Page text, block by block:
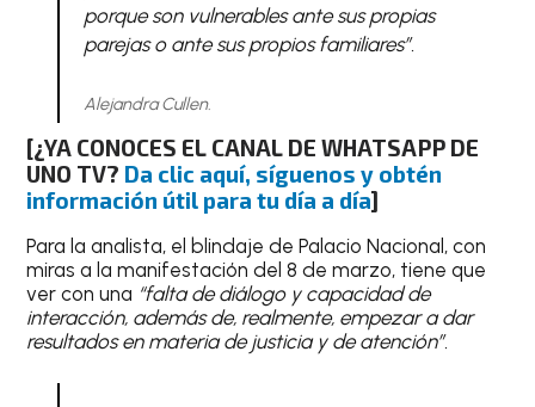
porque son vulnerables ante sus propias
parejas o ante sus propios familiares”.
Alejandra Cullen.
[¿YA CONOCES EL CANAL DE WHATSAPP DE
UNO TV? Da clic aquí, síguenos y obtén
información útil para tu día a día]
Para la analista, el blindaje de Palacio Nacional, con
miras a la manifestación del 8 de marzo, tiene que
ver con una “falta de diálogo y capacidad de
interacción, además de, realmente, empezar a dar
resultados en materia de justicia y de atención”.